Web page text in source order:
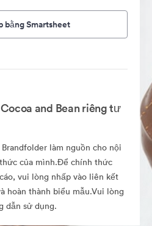
bằng Smartsheet
and Bean riêng tư
làm nguồn cho nội
của mình.Để chính thức
vui lòng nhấp vào liên kết
hoàn thành biểu mẫu.Vui lòng
dẫn sử dụng.